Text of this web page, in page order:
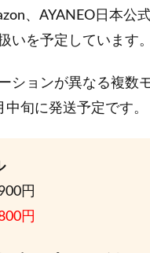
、AYANEO日本公
いを予定しています。
ションが異なる複数
旬に発送予定です。
円
円